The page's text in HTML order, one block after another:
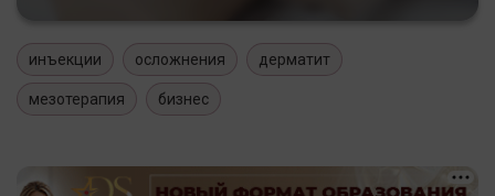
инъекции осложнения дерматит
мезотерапия бизнес